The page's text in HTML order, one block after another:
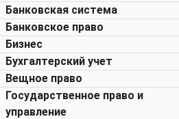
Банковская система
Банковское право
Бизнес
Бухгалтерский учет
Вещное право
Государственное право и
управление